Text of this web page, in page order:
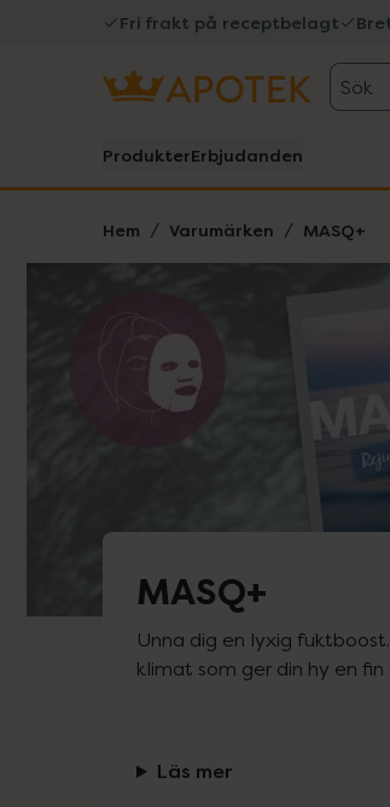
Fri frakt på receptbelagt
Sök
ProdukterErbjudanden
Hem Varumärken MASQ+
MASQ+
Unna dig en lyxig
klimat som ger din hy en fin
Läs mer